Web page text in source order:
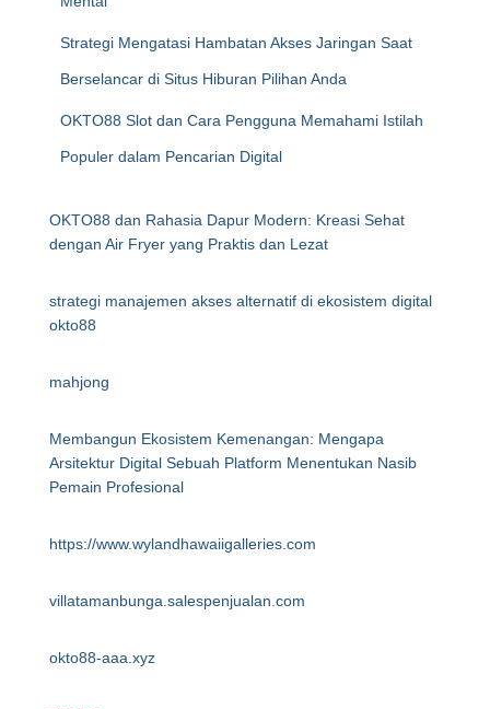
Strategi Mengatasi Hambatan Akses Jaringan Saat
Berselancar di Situs Hiburan Pilihan Anda
OKTO88 Slot dan Cara Pengguna Memahami Istilah
Populer dalam Pencarian Digital
OKTO88 dan Rahasia Dapur Modern: Kreasi Sehat
dengan Air Fryer yang Praktis dan Lezat
strategi manajemen akses alternatif di ekosistem digital
okto88
mahjong
Membangun Ekosistem Kemenangan: Mengapa
Arsitektur Digital Sebuah Platform Menentukan Nasib
Pemain Profesional
https://www.wylandhawaiigalleries.com
villatamanbunga.salespenjualan.com
okto88-aaa.xyz